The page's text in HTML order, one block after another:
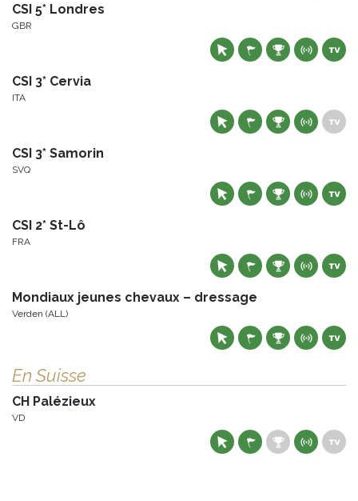
CSI 5* Londres
GBR
CSI 3* Cervia
ITA
CSI 3* Samorin
SVQ
CSI 2* St-Lô
FRA
Mondiaux jeunes chevaux – dressage
Verden (ALL)
En Suisse
CH Palézieux
VD